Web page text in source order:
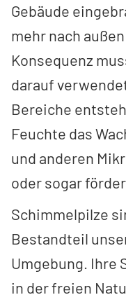
Gebäude
mehr nach
Konsequenz
darauf
Bereiche
Feuchte das
und anderen
oder sogar
Schimmelpilze
Bestandteil
Umgebung. Ihre
in der freien